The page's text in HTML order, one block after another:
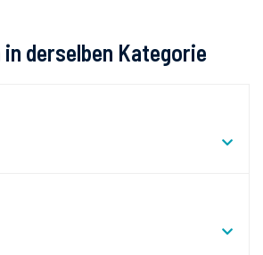
in derselben Kategorie